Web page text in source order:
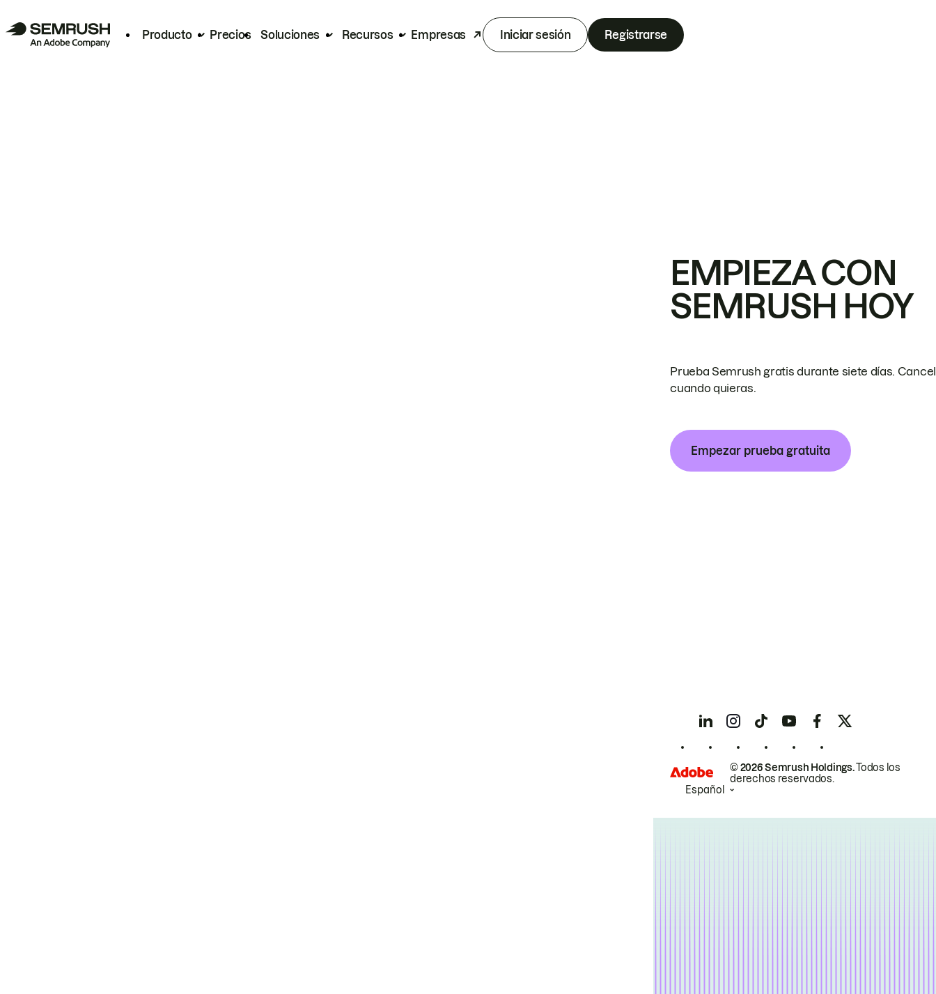
Producto Precios Soluciones Recursos Empresas Iniciar sesión Registrarse
EMPIEZA CON
SEMRUSH HOY
Prueba Semrush gratis durante siete días.
cuando quieras.
Empezar prueba gratuita
© 2026 Semrush Holdings.Todos los
derechos reservados.
Español